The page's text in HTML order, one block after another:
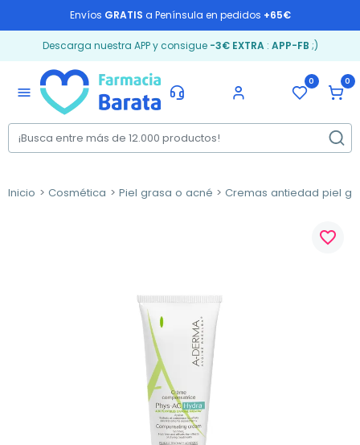
Envíos GRATIS a Península en pedidos +65€
Descarga nuestra APP y consigue -3€ EXTRA: APP-FB ;)
menu
0 0
Inicio Cosmética Piel grasa o acné Cremas antiedad piel
favorite_border